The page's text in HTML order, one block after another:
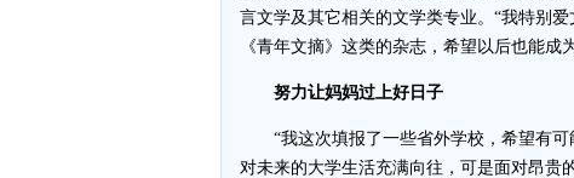
言文学及其它相关的文学类专业。“我特别
《青年文摘》这类的杂志，希望以后也能成
努力让妈妈过上好日子
“我这次填报了一些省外学校，希望有可
对未来的大学生活充满向往，可是面对昂贵